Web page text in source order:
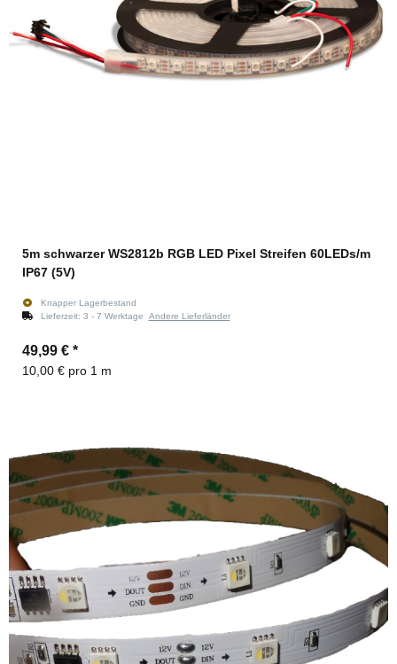
5m schwarzer WS2812b RGB LED Pixel Streifen 60LEDs/m
IP67 (5V)
Knapper Lagerbestand
Lieferzeit: 3 - 7 Werktage Andere Lieferländer
49,99 € *
10,00 € pro 1 m